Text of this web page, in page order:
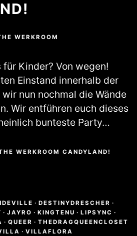
WERKROOM
Kinder? Von wegen!
Einstand innerhalb der
nun nochmal die Wände
Wir entführen euch dieses
bunteste Party…
WERKROOM CANDYLAND!
· DESTINYDRESCHER ·
· JAYRO · KINGTENU · LIPSYNC ·
· QUEER · THEDRAGQUEENCLOSET
· VILLAFLORA